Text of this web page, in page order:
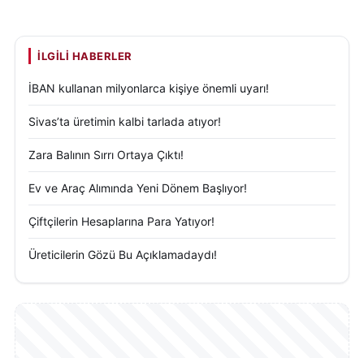
İLGILI HABERLER
İBAN kullanan milyonlarca kişiye önemli uyarı!
Sivas’ta üretimin kalbi tarlada atıyor!
Zara Balının Sırrı Ortaya Çıktı!
Ev ve Araç Alımında Yeni Dönem Başlıyor!
Çiftçilerin Hesaplarına Para Yatıyor!
Üreticilerin Gözü Bu Açıklamadaydı!